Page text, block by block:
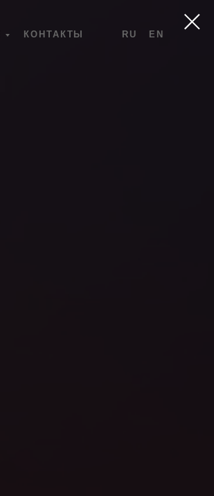
КОНТАКТЫ RU EN